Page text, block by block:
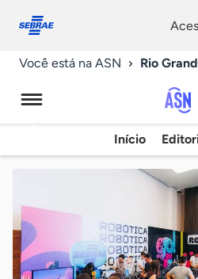
conosco
Você está na ASN Rio
de
Início